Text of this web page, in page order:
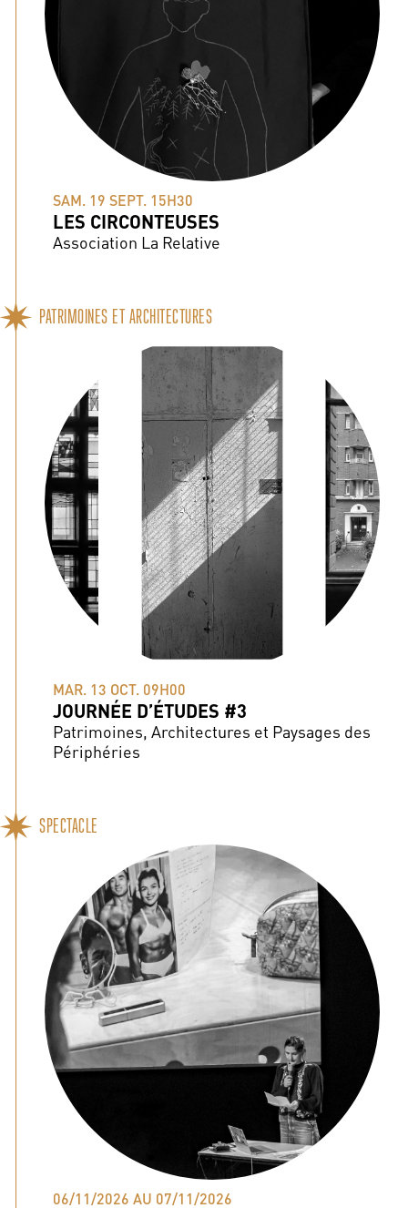
SAM. 19 SEPT. 15H30
LES CIRCONTEUSES
Association La Relative
PATRIMOINES ET ARCHITECTURES
MAR. 13 OCT. 09H00
JOURNÉE D’ÉTUDES #3
Patrimoines, Architectures et Paysages des
Périphéries
SPECTACLE
06/11/2026 AU 07/11/2026